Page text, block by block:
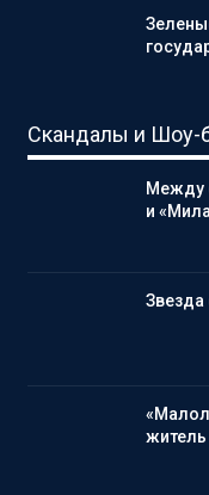
Скандалы и Шоу-
Между
и
Звезда